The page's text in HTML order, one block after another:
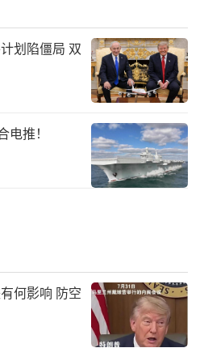
划陷僵局 双
推！
何影响 防空